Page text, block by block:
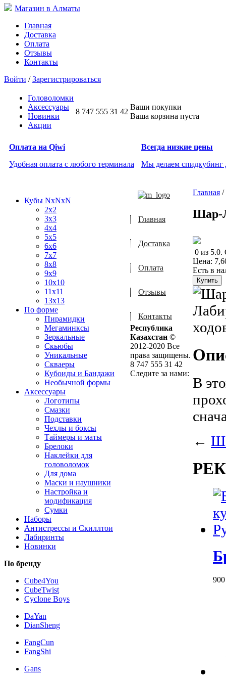
Магазин в Алматы
Главная
Доставка
Оплата
Отзывы
Контакты
Войти /Зарегистрироваться
Головоломки
Аксессуары
Новинки
Акции
8 747 555 31 42
Ваши покупки
Ваша корзина пуста
Оплата на Qiwi
Удобная оплата с любого терминала
Всегда низкие цены
Мы делаем спидкубинг
Кубы NxNxN
2x2
3x3
4x4
5x5
6x6
7x7
8x8
9x9
10x10
11x11
13x13
По форме
Пирамидки
Мегаминксы
Зеркальные
Скьюбы
Уникальные
Скваеры
Кубоиды и Бандажи
Необычной формы
Аксессуары
Логотипы
Смазки
Подставки
Чехлы и боксы
Таймеры и маты
Брелоки
Наклейки для
головоломок
Для дома
Маски и наушники
Настройка и
модификация
Сумки
Наборы
Антистрессы и Скиллтои
Лабиринты
Новинки
По бренду
Cube4You
CubeTwist
Cyclone Boys
DaYan
DianSheng
FangCun
FangShi
Gans
Главная /
Шар-
0 из 5.0.
Цена:
Есть в
В
←
Главная
Доставка
Оплата
Отзывы
Контакты
Республика
Казахстан ©
2012-2020 Все
права защищены.
8 747 555 31 42
Следите за нами: